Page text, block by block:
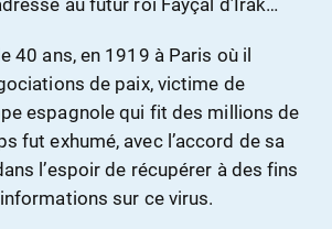
40 ans, en 1919 à Paris où il
de paix, victime de
espagnole qui fit des millions de
fut exhumé, avec l’accord de sa
l’espoir de récupérer à des fins
sur ce virus.